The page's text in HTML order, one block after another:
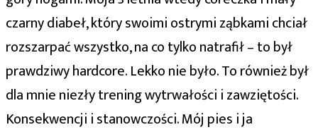
czarny diabeł, który swoimi ostrymi ząbkami chciał
rozszarpać wszystko, na co tylko natrafił – to był
prawdziwy hardcore. Lekko nie było. To również był
dla mnie niezły trening wytrwałości i zawziętości.
Konsekwencji i stanowczości. Mój pies i ja